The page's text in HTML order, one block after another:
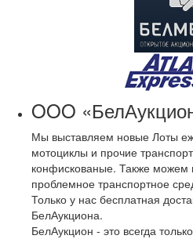
OOO
Мы выставляем новые Лоты
мотоциклы и прочие
конфискованые. Также можем
проблемное транспортное
Только у нас бесплатная
БелАукциона.
БелАукцион - это всегда